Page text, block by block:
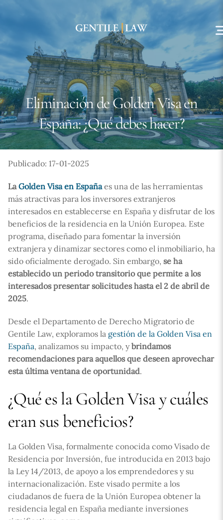
Eliminación de Golden Visa en
España: ¿Qué debes hacer?
Publicado: 17-01-2025
LaGolden Visa en Españaes una de las herramientas
más atractivas para los inversores extranjeros
interesados en establecerse en España y disfrutar de los
beneficios de la residencia en la Unión Europea. Este
programa, diseñado para fomentar la inversión
extranjera y dinamizar sectores como el inmobiliario, ha
sido oficialmente derogado. Sin embargo, se ha
establecido un periodo transitorio que permite a los
interesados presentar solicitudes hasta el 2 de abril de
2025.
Desde el Departamento de Derecho Migratorio de
Gentile Law, exploramos la gestión de la Golden Visa en
España, analizamos su impacto, ybrindamos
recomendaciones para aquellos que deseen aprovechar
esta última ventana de oportunidad.
¿Qué es la Golden Visa y cuáles
eran sus beneficios?
La Golden Visa, formalmente conocida como Visado de
Residencia por Inversión, fue introducida en 2013 bajo
la Ley 14/2013, de apoyo a los emprendedores y su
internacionalización. Este visado permite a los
ciudadanos de fuera de la Unión Europea obtener la
residencia legal en España mediante inversiones